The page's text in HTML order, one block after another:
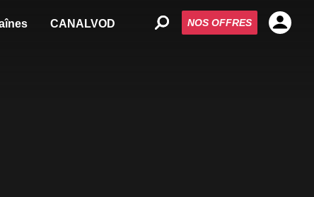
CANALVOD NOS OFFRES